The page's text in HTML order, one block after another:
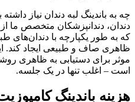
لبه دندان نیاز داشته
دندانپزشکان متخصص ما از رزین
طور یکپارچه با دندان‌های طبیعی
صاف و طبیعی ایجاد کند. این
دستیابی به ظاهری روشن‌تر و
اغلب تنها در یک جلسه.
باندینگ کامپوزیت